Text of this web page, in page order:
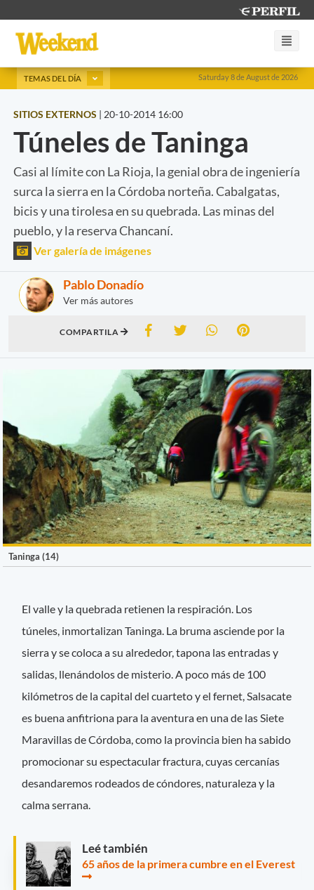
Saturday 8 de August de 2026
TEMAS DEL DÍA
SITIOS EXTERNOS | 20-10-2014 16:00
Túneles de Taninga
Casi al límite con La Rioja, la genial obra de ingeniería
surca la sierra en la Córdoba norteña. Cabalgatas,
bicis y una tirolesa en su quebrada. Las minas del
pueblo, y la reserva Chancaní.
Ver galería de imágenes
Pablo Donadío
Ver más autores
COMPARTILA
Taninga (14)
El valle y la quebrada retienen la respiración. Los
túneles, inmortalizan Taninga. La bruma asciende por la
sierra y se coloca a su alrededor, tapona las entradas y
salidas, llenándolos de misterio. A poco más de 100
kilómetros de la capital del cuarteto y el fernet, Salsacate
es buena anfitriona para la aventura en una de las Siete
Maravillas de Córdoba, como la provincia bien ha sabido
promocionar su espectacular fractura, cuyas cercanías
desandaremos rodeados de cóndores, naturaleza y la
calma serrana.
Leé también
65 años de la primera cumbre en el Everest